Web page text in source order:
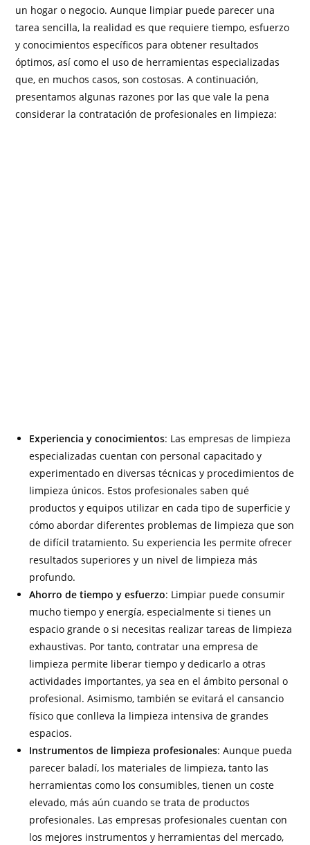
un hogar o negocio. Aunque limpiar puede parecer una
tarea sencilla, la realidad es que requiere tiempo, esfuerzo
y conocimientos específicos para obtener resultados
óptimos, así como el uso de herramientas especializadas
que, en muchos casos, son costosas. A continuación,
presentamos algunas razones por las que vale la pena
considerar la contratación de profesionales en limpieza:
Experiencia y conocimientos: Las empresas de limpieza
especializadas cuentan con personal capacitado y
experimentado en diversas técnicas y procedimientos de
limpieza únicos. Estos profesionales saben qué
productos y equipos utilizar en cada tipo de superficie y
cómo abordar diferentes problemas de limpieza que son
de difícil tratamiento. Su experiencia les permite ofrecer
resultados superiores y un nivel de limpieza más
profundo.
Ahorro de tiempo y esfuerzo: Limpiar puede consumir
mucho tiempo y energía, especialmente si tienes un
espacio grande o si necesitas realizar tareas de limpieza
exhaustivas. Por tanto, contratar una empresa de
limpieza permite liberar tiempo y dedicarlo a otras
actividades importantes, ya sea en el ámbito personal o
profesional. Asimismo, también se evitará el cansancio
físico que conlleva la limpieza intensiva de grandes
espacios.
Instrumentos de limpieza profesionales: Aunque pueda
parecer baladí, los materiales de limpieza, tanto las
herramientas como los consumibles, tienen un coste
elevado, más aún cuando se trata de productos
profesionales. Las empresas profesionales cuentan con
los mejores instrumentos y herramientas del mercado,